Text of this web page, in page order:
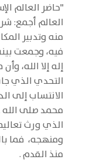
"حاضر العالم
العالم أجمع:
منه وتدبير
فيه، وجمعت
إله إلا الله،
التحدي الذي
الانتساب إلى
محمد صلى الله
الذي ورث
ومنهجه، فما
منذ القدم .